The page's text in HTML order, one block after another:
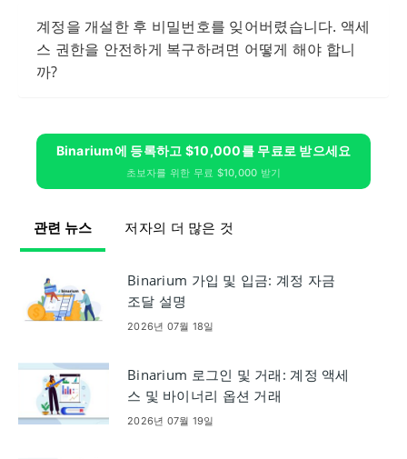
계정을 개설한 후 비밀번호를 잊어버렸습니다. 액세
스 권한을 안전하게 복구하려면 어떻게 해야 합니
까?
Binarium에 등록하고 $10,000를 무료로 받으세요
초보자를 위한 무료 $10,000 받기
관련 뉴스 저자의 더 많은 것
Binarium 가입 및 입금: 계정 자금
조달 설명
2026년 07월 18일
Binarium 로그인 및 거래: 계정 액세
스 및 바이너리 옵션 거래
2026년 07월 19일